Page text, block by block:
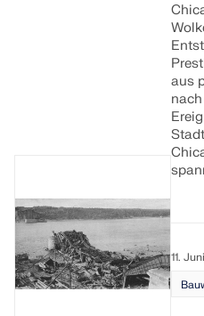
Der Dlubal-Onlinedienst
schnellen Ermittlung von
Windgeschwindigkeiten
LASTZONEN PRÜFEN
aus
11.